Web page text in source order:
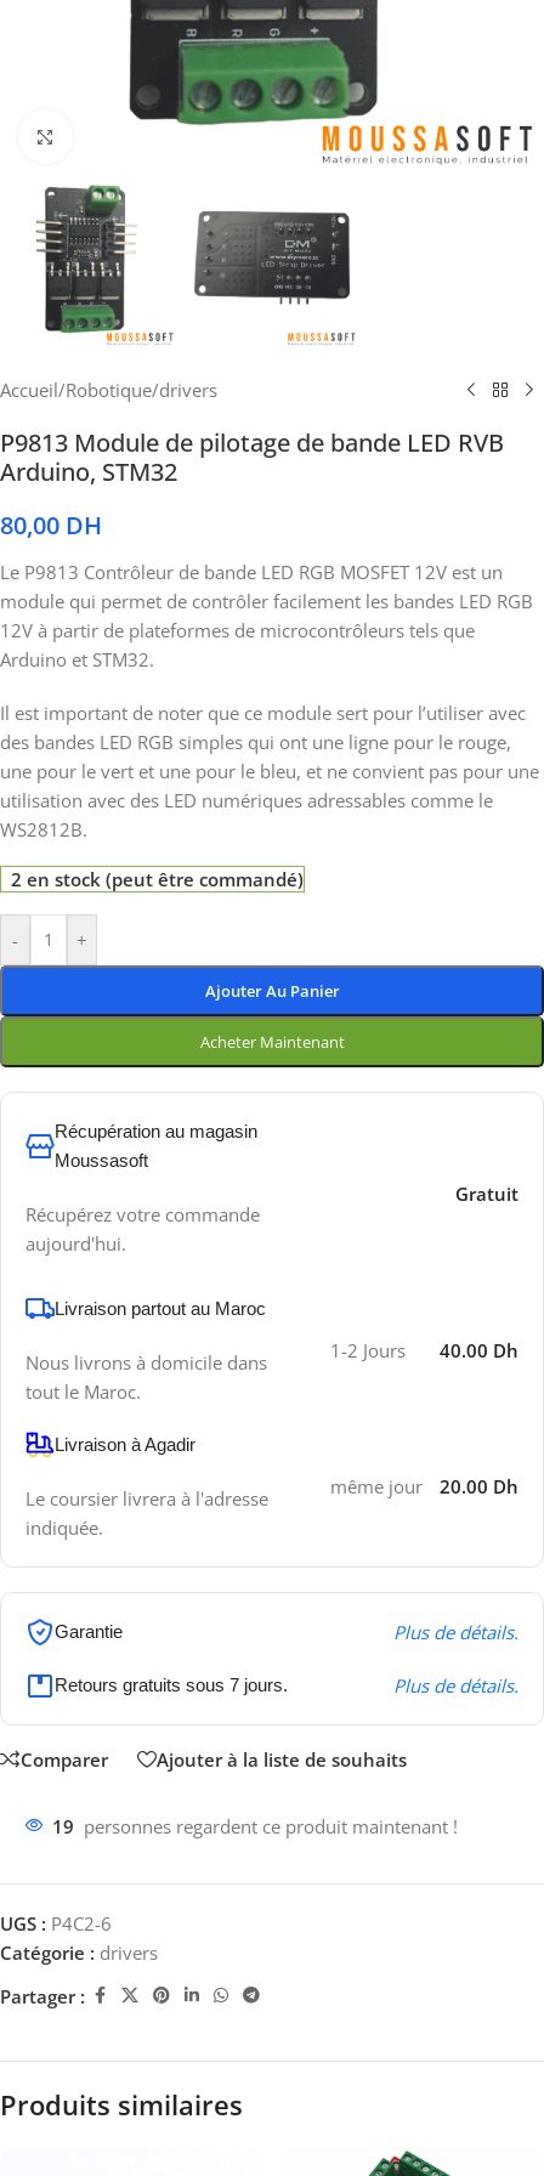
Accueil/Robotique/drivers
P9813 Module de pilotage de bande LED RVB
Arduino, STM32
80,00 DH
Le P9813 Contrôleur de bande LED RGB MOSFET 12V est un
module qui permet de contrôler facilement les bandes LED RGB
12V à partir de plateformes de microcontrôleurs tels que
Arduino et STM32.
Il est important de noter que ce module sert pour l’utiliser avec
des bandes LED RGB simples qui ont une ligne pour le rouge,
une pour le vert et une pour le bleu, et ne convient pas pour une
utilisation avec des LED numériques adressables comme le
WS2812B.
2 en stock (peut être commandé)
- +
Ajouter Au Panier
Acheter Maintenant
Récupération au magasin
Moussasoft
Récupérez votre commande
aujourd'hui.
Gratuit
Livraison partout au Maroc
Nous livrons à domicile dans
tout le Maroc.
1-2 Jours 40.00 Dh
Livraison à Agadir
Le coursier livrera à l'adresse
indiquée.
même jour 20.00 Dh
Garantie Plus de détails.
Retours gratuits sous 7 jours. Plus de détails.
Comparer Ajouter à la liste de souhaits
19 personnes regardent ce produit maintenant !
UGS : P4C2-6
Catégorie : drivers
Partager :
Produits similaires